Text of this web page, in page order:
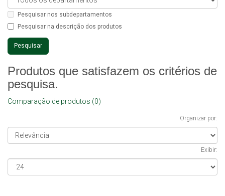
Pesquisar nos subdepartamentos
Pesquisar na descrição dos produtos
Produtos que satisfazem os critérios de
pesquisa.
Comparação de produtos (0)
Organizar por:
Exibir: